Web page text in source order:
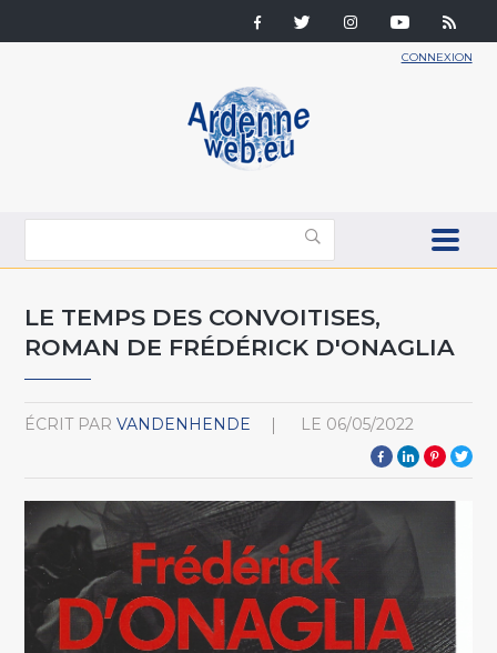
CONNEXION
LE TEMPS DES CONVOITISES,
ROMAN DE FRÉDÉRICK D'ONAGLIA
ÉCRIT PAR VANDENHENDE LE 06/05/2022